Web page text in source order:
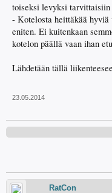
toiseksi levyksi tarvittaisiin
- Kotelosta heittäkää
eniten. Ei kuitenkaan
kotelon päällä vaan ihan
Lähdetään tällä
23.05.2014
RatCon